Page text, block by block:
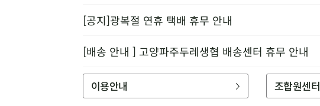
[공지]광복절 연휴 택배 휴무 안내
[배송 안내 ] 고양파주두레생협 배송센터 휴무 안내
이용안내 조합원센터